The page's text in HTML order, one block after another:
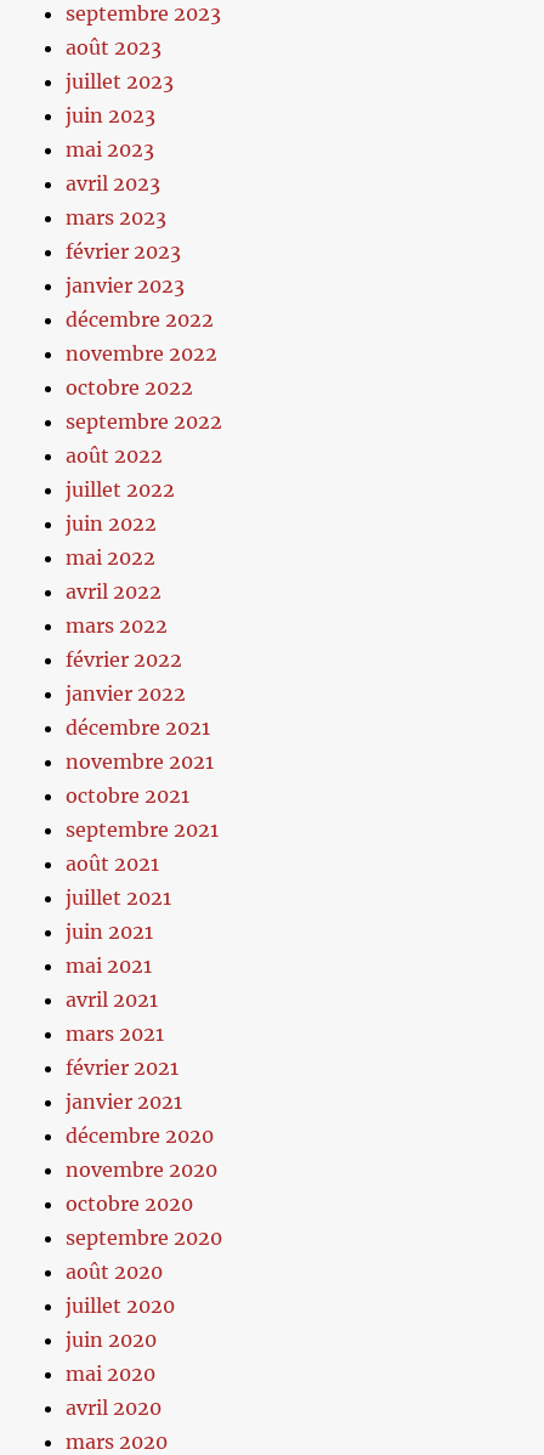
septembre 2023
août 2023
juillet 2023
juin 2023
mai 2023
avril 2023
mars 2023
février 2023
janvier 2023
décembre 2022
novembre 2022
octobre 2022
septembre 2022
août 2022
juillet 2022
juin 2022
mai 2022
avril 2022
mars 2022
février 2022
janvier 2022
décembre 2021
novembre 2021
octobre 2021
septembre 2021
août 2021
juillet 2021
juin 2021
mai 2021
avril 2021
mars 2021
février 2021
janvier 2021
décembre 2020
novembre 2020
octobre 2020
septembre 2020
août 2020
juillet 2020
juin 2020
mai 2020
avril 2020
mars 2020